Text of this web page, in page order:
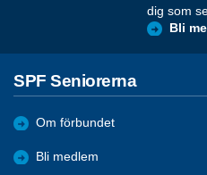
dig som
Bli
SPF Seniorerna
Om förbundet
Bli medlem